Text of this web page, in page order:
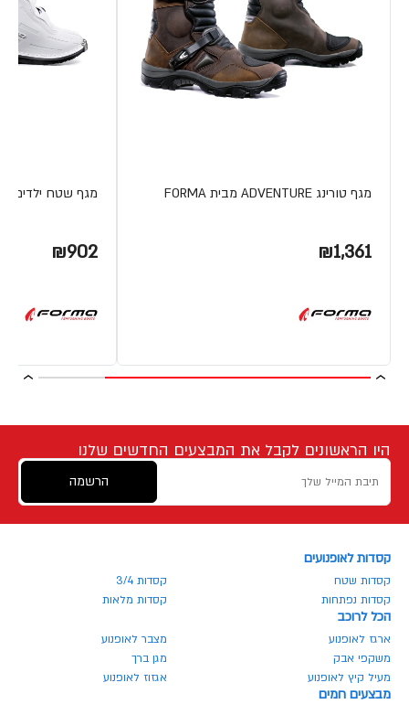
מגף טורינג ADVENTURE מבית FORMA
₪1,361
מגף שטח ילדים COUGAR מבית FORMA
₪902
היו הראשונים לקבל את המבצעים החדשים שלנו
הרשמה
קסדות לאופנועים
קסדות שטח
קסדות 3/4
קסדות נפתחות
קסדות מלאות
הכל לרוכב
ארגז לאופנוע
מצבר לאופנוע
משקפי אבק
מגן ברך
מעיל קיץ לאופנוע
אגזוז לאופנוע
מבצעים חמים